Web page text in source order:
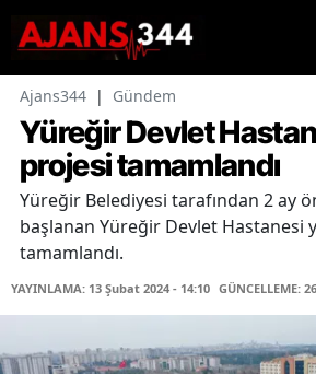
Ajans344 | Gündem
Yüreğir Devlet
projesi tamamlandı
Yüreğir Belediyesi tarafından 2 ay
başlanan Yüreğir Devlet Hastanesi
tamamlandı.
YAYINLAMA: 13 Şubat 2024 - 14:10 GÜNCELLEME: